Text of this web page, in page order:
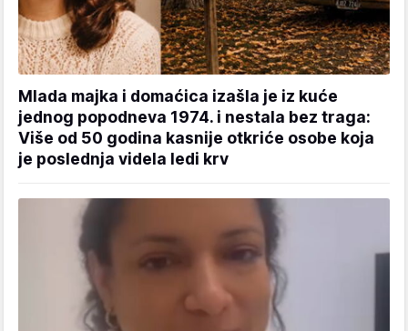
Mlada majka i domaćica izašla je iz kuće
jednog popodneva 1974. i nestala bez traga:
Više od 50 godina kasnije otkriće osobe koja
je poslednja videla ledi krv